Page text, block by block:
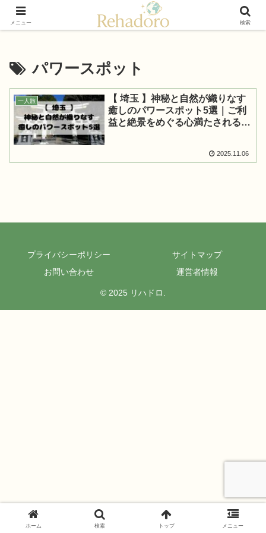
癒しと再発見の“黄金旅”ガイド
パワースポット
一人旅
【 埼玉 】神秘と自然が織りなす
癒しのパワースポット5選｜ご利
益と絶景をめぐる心満たされる旅
2025.11.06
プライバシーポリシー
サイトマップ
お問い合わせ
運営者情報
© 2025 リハドロ.
メニュー 検索
ホーム 検索 トップ メニュー